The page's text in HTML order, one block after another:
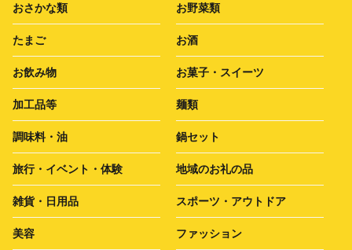
おさかな類 お野菜類
たまご お酒
お飲み物 お菓子・スイーツ
加工品等 麺類
調味料・油 鍋セット
旅行・イベント・体験 地域のお礼の品
雑貨・日用品 スポーツ・アウトドア
美容 ファッション